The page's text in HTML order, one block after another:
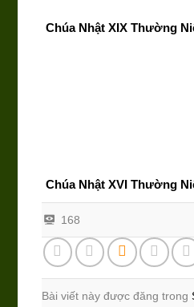
Chúa Nhật XIX Thường
Chúa Nhật XVI Thường
168
Bài viết này được đăng trong